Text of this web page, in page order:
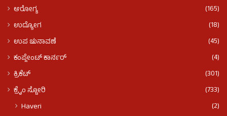
ಆರೋಗ್ಯ
(165)
ಉದ್ಯೋಗ
(18)
ಉಪ ಚುನಾವಣೆ
(45)
ಕಂಪ್ಲೇಂಟ್ ಕಾರ್ನರ್
(4)
ಕ್ರಿಕೆಟ್
(301)
ಕ್ರೈಂ ಸ್ಟೋರಿ
(733)
Haveri (2)